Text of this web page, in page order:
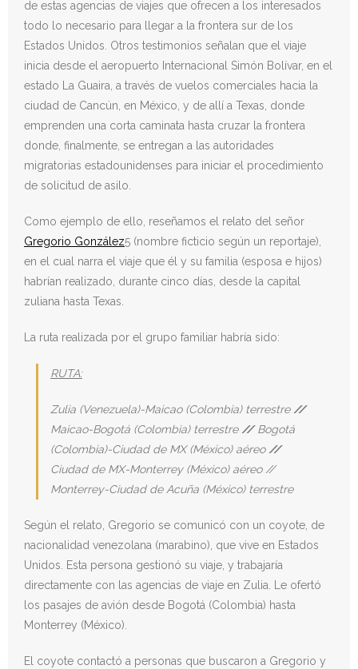
de estas agencias de viajes que ofrecen a los interesados
todo lo necesario para llegar a la frontera sur de los
Estados Unidos. Otros testimonios señalan que el viaje
inicia desde el aeropuerto Internacional Simón Bolívar, en el
estado La Guaira, a través de vuelos comerciales hacia la
ciudad de Cancún, en México, y de allí a Texas, donde
emprenden una corta caminata hasta cruzar la frontera
donde, finalmente, se entregan a las autoridades
migratorias estadounidenses para iniciar el procedimiento
de solicitud de asilo.
Como ejemplo de ello, reseñamos el relato del señor
Gregorio González5 (nombre ficticio según un reportaje),
en el cual narra el viaje que él y su familia (esposa e hijos)
habrían realizado, durante cinco días, desde la capital
zuliana hasta Texas.
La ruta realizada por el grupo familiar habría sido:
RUTA:
Zulia (Venezuela)-Maicao (Colombia) terrestre //
Maicao-Bogotá (Colombia) terrestre //Bogotá
(Colombia)-Ciudad de MX (México) aéreo //
Ciudad de MX-Monterrey (México) aéreo //
Monterrey-Ciudad de Acuña (México) terrestre
Según el relato, Gregorio se comunicó con un coyote, de
nacionalidad venezolana (marabino), que vive en Estados
Unidos. Esta persona gestionó su viaje, y trabajaría
directamente con las agencias de viaje en Zulia. Le ofertó
los pasajes de avión desde Bogotá (Colombia) hasta
Monterrey (México).
El coyote contactó a personas que buscaron a Gregorio y